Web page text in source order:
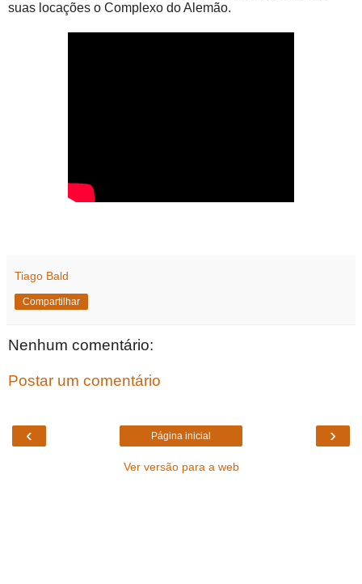
suas locações o Complexo do Alemão.
Tiago Bald
Compartilhar
Nenhum comentário:
Postar um comentário
‹ ›
Página inicial
Ver versão para a web